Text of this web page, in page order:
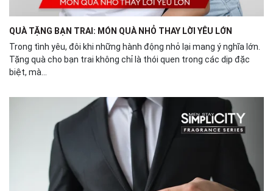
QUÀ TẶNG BẠN TRAI: MÓN QUÀ NHỎ THAY LỜI YÊU LỚN
Trong tình yêu, đôi khi những hành động nhỏ lại mang ý nghĩa lớn.
Tặng quà cho bạn trai không chỉ là thói quen trong các dịp đặc
biệt, mà...